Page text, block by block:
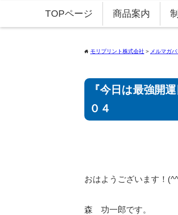
TOPページ 商品案内
home モリプリント株式会社 > メルマガ
『今日は最強開
０４
おはようございます！
森 功一郎です。